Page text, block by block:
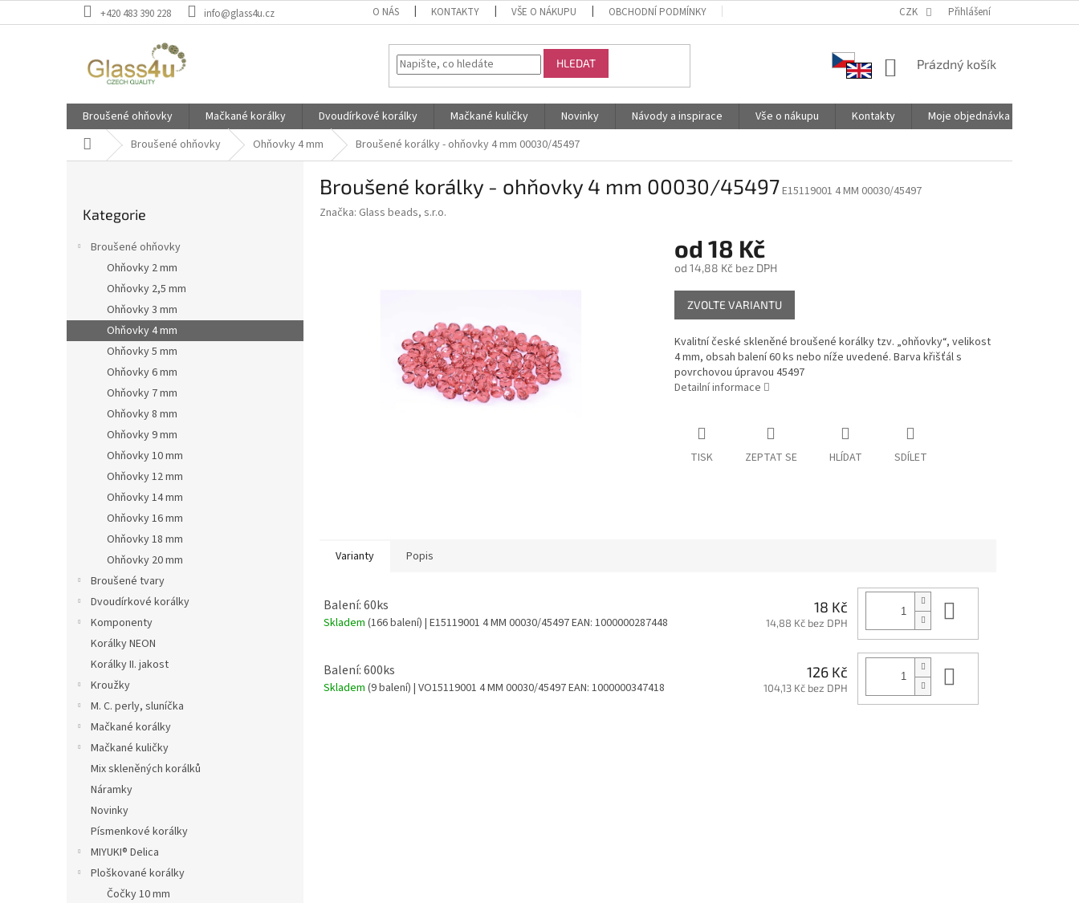
na
+420 483 390 228 info@glass4u.cz O NÁS KONTAKTY VŠE O NÁKUPU OBCHODNÍ PODMÍNKY PODMÍNKY OCHRANY OSOBNÍCH ÚDAJŮ SPOLUPRACUJEME
CZK Přihlášení
HLEDAT
NÁKUPNÍ
Prázdný košík
Broušené ohňovky Mačkané korálky Dvoudírkové korálky Mačkané kuličky Novinky Návody a inspirace Vše o nákupu Kontakty
Moje objednávka
Domů Broušené ohňovky Ohňovky 4 mm Broušené korálky - ohňovky 4 mm 00030/45497
a
kategorie
Kategorie
Broušené ohňovky
Ohňovky 2 mm
Ohňovky 2,5 mm
Ohňovky 3 mm
Ohňovky 4 mm
Ohňovky 5 mm
Ohňovky 6 mm
Ohňovky 7 mm
Ohňovky 8 mm
Ohňovky 9 mm
Ohňovky 10 mm
Ohňovky 12 mm
Ohňovky 14 mm
Ohňovky 16 mm
Ohňovky 18 mm
Ohňovky 20 mm
Broušené tvary
Dvoudírkové korálky
Komponenty
Korálky NEON
Korálky II. jakost
Kroužky
M. C. perly, sluníčka
Mačkané korálky
Mačkané kuličky
Mix skleněných korálků
Náramky
Novinky
Písmenkové korálky
MIYUKI® Delica
Ploškované korálky
Čočky 10 mm
Broušené korálky - ohňovky 4 mm 00030/45497E15119001 4 MM 00030/45497
Značka: Glass beads, s.r.o.
od 18 Kč
od 14,88 Kčbez DPH
Měrná
cena:
ZVOLTE VARIANTU
Kvalitní české skleněné broušené korálky tzv. „ohňovky“, velikost
4 mm, obsah balení 60 ks nebo níže uvedené. Barva křišťál s
povrchovou úpravou 45497
Detailní informace
TISK ZEPTAT SE HLÍDAT SDÍLET
Varianty Popis
Balení: 60ks
Skladem (166 balení) | E15119001 4 MM 00030/45497EAN: 1000000287448
18 Kč
14,88 Kč bez DPH
Balení: 600ks
Skladem (9 balení) | VO15119001 4 MM 00030/45497EAN: 1000000347418
126 Kč
104,13 Kč bez DPH